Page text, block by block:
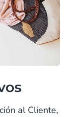
al Cliente,